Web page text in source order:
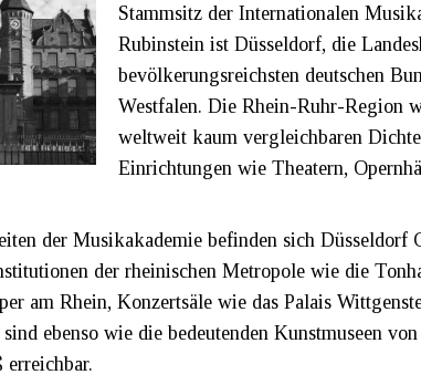
Stammsitz der Internationalen
Rubinstein ist Düsseldorf, die
bevölkerungsreichsten deutschen
Westfalen. Die Rhein-Ruhr-Region
weltweit kaum vergleichbaren
Einrichtungen wie Theatern,
der Musikakademie befinden sich Düsseldorf
der rheinischen Metropole wie die
am Rhein, Konzertsäle wie das Palais
sind ebenso wie die bedeutenden Kunstmuseen